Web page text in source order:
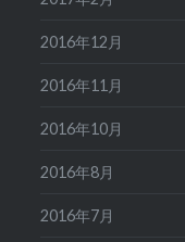
2016年12月
2016年11月
2016年10月
2016年8月
2016年7月